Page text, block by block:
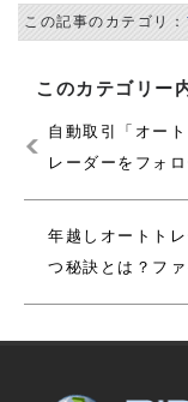
この記事のカテゴリ：
このカテゴリー
自動取引「オー
レーダーをフォロ
年越しオートト
つ秘訣とは？フ